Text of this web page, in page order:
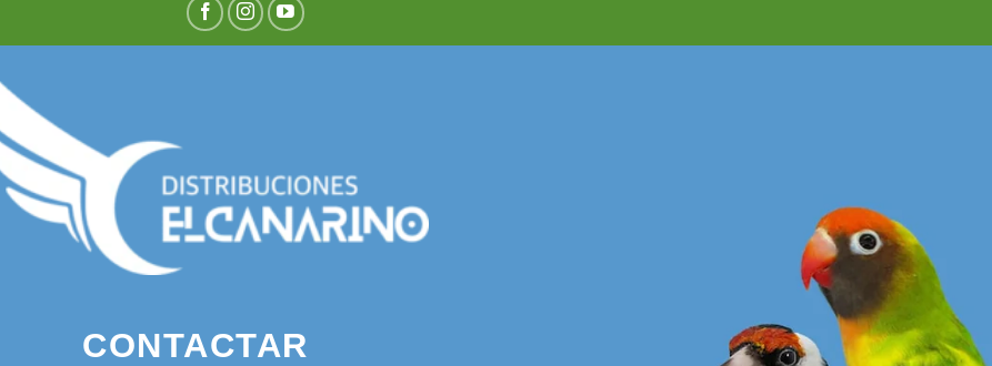
CONTACTAR